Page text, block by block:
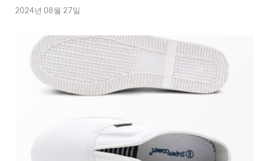
2024년 08월 27일